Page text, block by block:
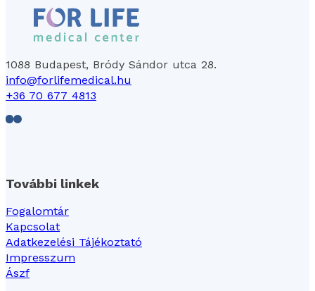
1088 Budapest, Bródy Sándor utca 28.
info@forlifemedical.hu
+36 70 677 4813
Follow us on Facebook
Follow us on LinkedIn
További linkek
Fogalomtár
Kapcsolat
Adatkezelési Tájékoztató
Impresszum
Ászf